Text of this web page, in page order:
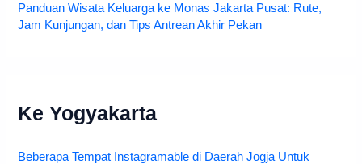
Panduan Wisata Keluarga ke Monas Jakarta Pusat: Rute,
Jam Kunjungan, dan Tips Antrean Akhir Pekan
Ke Yogyakarta
Beberapa Tempat Instagramable di Daerah Jogja Untuk